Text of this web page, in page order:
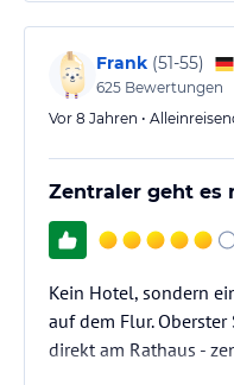
Frank (51-55)
625 Bewertungen
Vor 8 Jahren •
Zentraler geht es
Kein Hotel, sondern
auf dem Flur.
direkt am Rathaus -